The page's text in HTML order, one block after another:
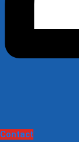
Contact